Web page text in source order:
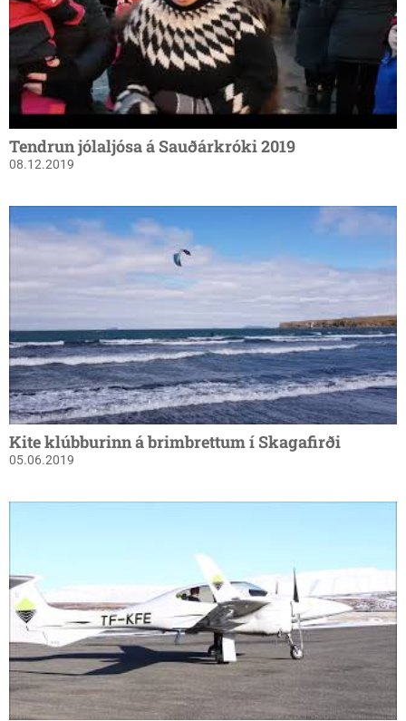
Tendrun jólaljósa á Sauðárkróki 2019
08.12.2019
Kite klúbburinn á brimbrettum í Skagafirði
05.06.2019